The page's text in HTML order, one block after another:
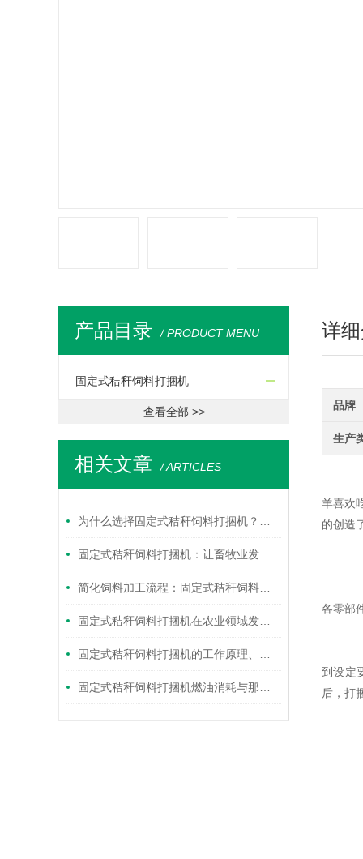
产品目录 / PRODUCT MENU
固定式秸秆饲料打捆机
查看全部 >>
相关文章 / ARTICLES
为什么选择固定式秸秆饲料打捆机？看这里找答案
固定式秸秆饲料打捆机：让畜牧业发展更上一层楼
简化饲料加工流程：固定式秸秆饲料打捆机实现自动化打捆
固定式秸秆饲料打捆机在农业领域发挥更加重要的作用
固定式秸秆饲料打捆机的工作原理、应用和维护介绍
固定式秸秆饲料打捆机燃油消耗与那些因素有关？
详
品牌
生产
羊喜欢
的创造
1
各零部
2
3
到设定
后，打
4
5
1.
2
3